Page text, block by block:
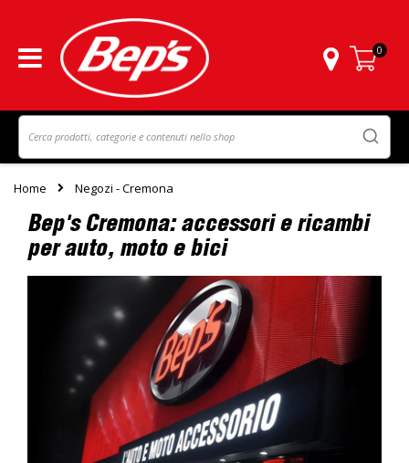
Carrello
0
Home Negozi - Cremona
Bep's Cremona: accessori e ricambi
per auto, moto e bici